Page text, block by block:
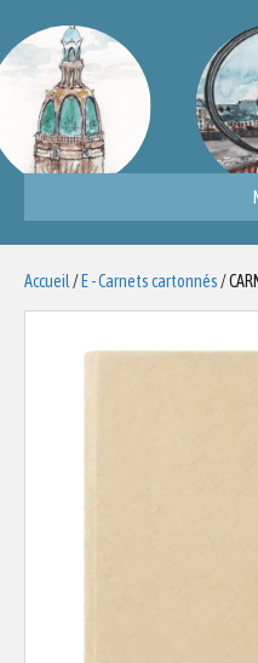
Accueil / E - Carnets cartonnés /